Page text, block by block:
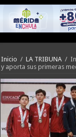
Inicio / LA TRIBUNA /
y aporta sus primeras